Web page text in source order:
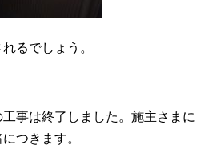
るでしょう。
事は終了しました。施主さまに
つきます。